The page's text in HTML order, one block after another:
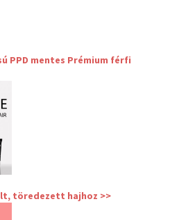
PPD mentes Prémium férfi
töredezett hajhoz >>